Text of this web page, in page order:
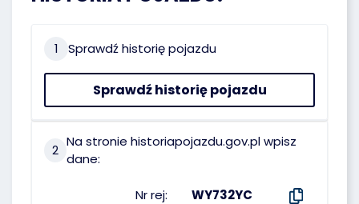
1 Sprawdź historię pojazdu
Sprawdź historię pojazdu
2
Na stronie historiapojazdu.gov.pl wpisz
dane:
Nr rej:
WY732YC